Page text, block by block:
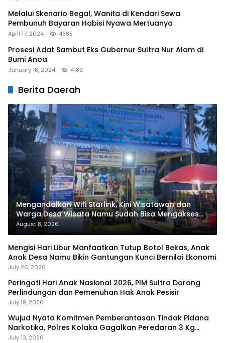
Melalui Skenario Begal, Wanita di Kendari Sewa
Pembunuh Bayaran Habisi Nyawa Mertuanya
April 17, 2024 4385
Prosesi Adat Sambut Eks Gubernur Sultra Nur Alam di
Bumi Anoa
January 18, 2024 4189
Berita Daerah
Mengandalkan Wifi Starlink, Kini Wisatawan dan
Warga Desa Wisata Namu Sudah Bisa Mengakses
Transaksi Digital
August 8, 2026
Mengisi Hari Libur Manfaatkan Tutup Botol Bekas, Anak
Anak Desa Namu Bikin Gantungan Kunci Bernilai Ekonomi
July 26, 2026
Peringati Hari Anak Nasional 2026, PIM Sultra Dorong
Perlindungan dan Pemenuhan Hak Anak Pesisir
July 19, 2026
Wujud Nyata Komitmen Pemberantasan Tindak Pidana
Narkotika, Polres Kolaka Gagalkan Peredaran 3 Kg
Sabu-Sabu
July 13, 2026